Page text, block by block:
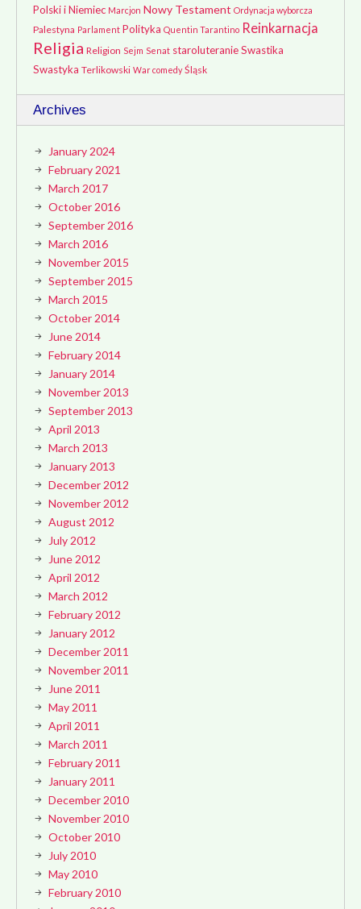
Polski i Niemiec Marcjon Nowy Testament Ordynacja wyborcza
Palestyna Parlament Polityka Quentin Tarantino Reinkarnacja
Religia Religion Sejm Senat staroluteranieSwastika
Swastyka Terlikowski War comedy Śląsk
Archives
January 2024
February 2021
March 2017
October 2016
September 2016
March 2016
November 2015
September 2015
March 2015
October 2014
June 2014
February 2014
January 2014
November 2013
September 2013
April 2013
March 2013
January 2013
December 2012
November 2012
August 2012
July 2012
June 2012
April 2012
March 2012
February 2012
January 2012
December 2011
November 2011
June 2011
May 2011
April 2011
March 2011
February 2011
January 2011
December 2010
November 2010
October 2010
July 2010
May 2010
February 2010